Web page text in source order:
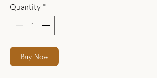
Quantity *
Buy Now